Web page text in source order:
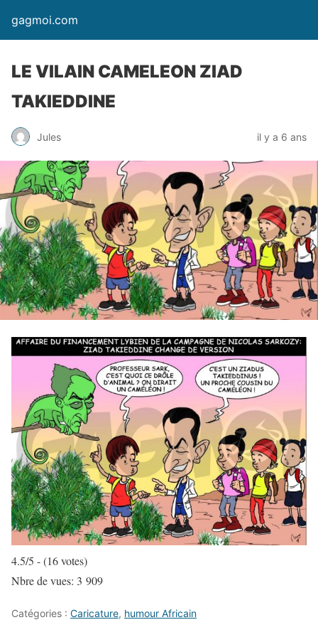
gagmoi.com
LE VILAIN CAMELEON ZIAD
TAKIEDDINE
Jules il y a 6 ans
4.5/5 - (16 votes)
Nbre de vues: 3 909
Catégories : Caricature, humour Africain